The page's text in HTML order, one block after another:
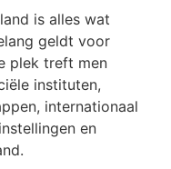
is alles wat
geldt voor
plek treft men
instituten,
internationaal
en